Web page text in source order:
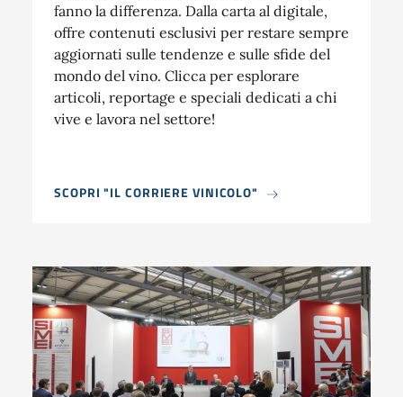
fanno la differenza. Dalla carta al digitale,
offre contenuti esclusivi per restare sempre
aggiornati sulle tendenze e sulle sfide del
mondo del vino. Clicca per esplorare
articoli, reportage e speciali dedicati a chi
vive e lavora nel settore!
SCOPRI "IL CORRIERE VINICOLO"